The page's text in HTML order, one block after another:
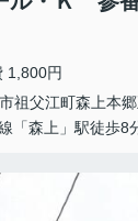
1,800円
祖父江町森上本
「森上」駅徒歩8